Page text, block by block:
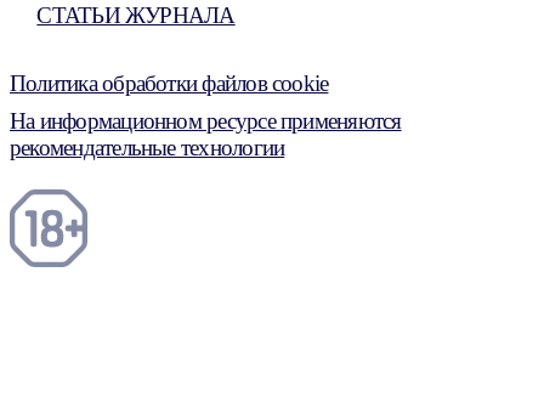
СТАТЬИ ЖУРНАЛА
Политика обработки файлов cookie
На информационном ресурсе применяются
рекомендательные технологии